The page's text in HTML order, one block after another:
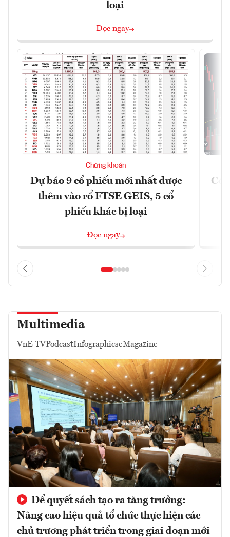
loại
Đọc ngay
Chứng khoán
Dự báo 9 cổ phiếu mới nhất được
thêm vào rổ FTSE GEIS, 5 cổ
phiếu khác bị loại
Đọc ngay
Có
Multimedia
VnE TVPodcastInfographicseMagazine
Để quyết sách tạo ra tăng trưởng:
Nâng cao hiệu quả tổ chức thực hiện các
chủ trương phát triển trong giai đoạn mới